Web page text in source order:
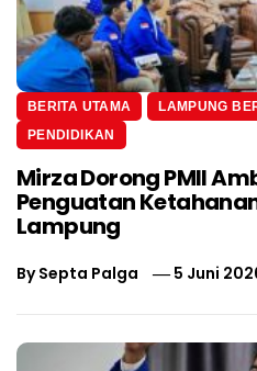
BERITA UTAMA LAMPUNG
PENDIDIKAN
Mirza Dorong PMII
Penguatan
Lampung
BySepta Palga 5 Juni